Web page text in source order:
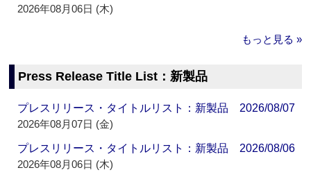
2026年08月06日 (木)
もっと見る »
Press Release Title List：新製品
プレスリリース・タイトルリスト：新製品 2026/08/07
2026年08月07日 (金)
プレスリリース・タイトルリスト：新製品 2026/08/06
2026年08月06日 (木)